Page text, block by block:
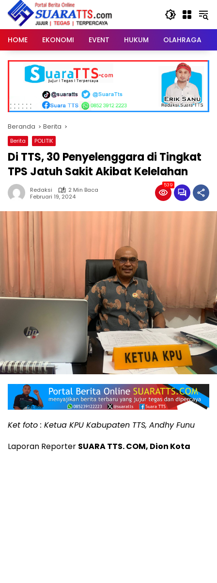
Langsung
konten
HOME
EKONOMI EVENT HUKUM OLAHRAGA
Beranda Berita
Berita POLITIK
Di TTS, 30 Penyelenggara di Tingkat
TPS Jatuh Sakit Akibat Kelelahan
Redaksi
2 Min Baca
Februari 19, 2024
539
Ket foto : Ketua KPU Kabupaten TTS, Andhy Funu
Laporan Reporter SUARA TTS. COM, Dion Kota